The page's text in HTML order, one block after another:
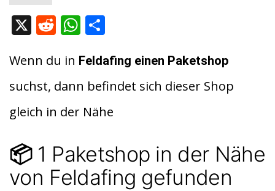
X R
d
di
t
W
at
s
A
p
le
n
Wenn du in Feldafing einen Paketshop
suchst, dann befindet sich dieser Shop
gleich in der Nähe
📦1 Paketshop in der Nähe
von Feldafing gefunden